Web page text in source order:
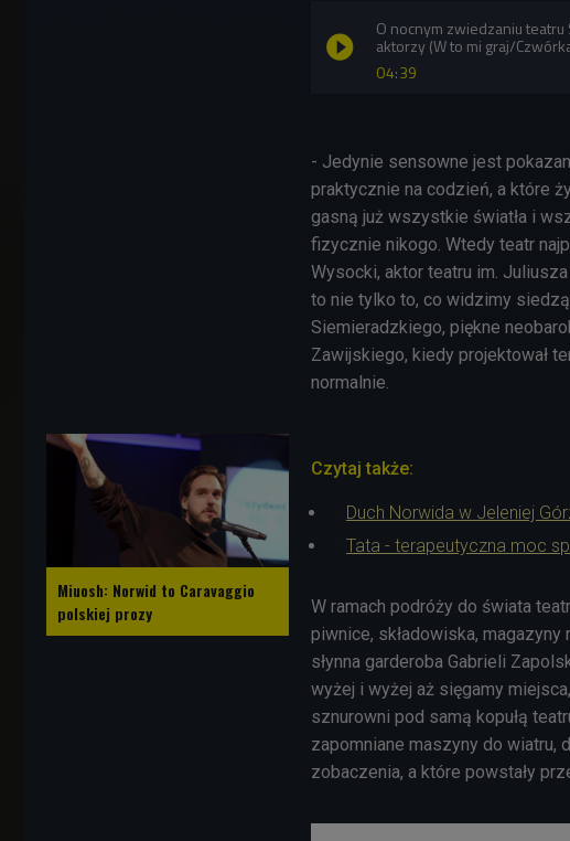
04:39
O nocnym zwiedzaniu
aktorzy (W to mi graj/
- Jedynie sensowne jest
praktycznie na codzień, a które
gasną już wszystkie światła i
fizycznie nikogo. Wtedy teatr
Wysocki, aktor teatru im.
to nie tylko to, co widzimy
Siemieradzkiego, piękne
Zawijskiego, kiedy projektował
normalnie.
Miuosh: Norwid to Caravaggio
polskiej prozy
Czytaj także:
Duch Norwida w Jeleniej
Tata - terapeutyczna moc
W ramach podróży do świata
piwnice, składowiska,
słynna garderoba Gabrieli
wyżej i wyżej aż sięgamy
sznurowni pod samą kopułą
zapomniane maszyny do wiatru,
zobaczenia, a które powstały